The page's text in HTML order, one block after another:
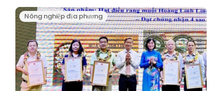
Nông nghiệp địa phương